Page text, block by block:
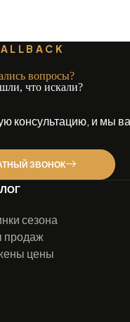
вопросы?
что искали?
консультацию, и мы
ЗВОНОК
сезона
продаж
цены